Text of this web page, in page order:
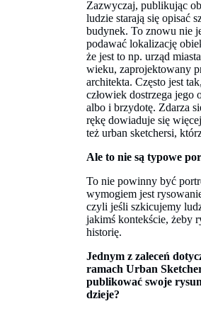
Zazwyczaj, publikując
ludzie starają się opisać
budynek. To znowu nie
podawać lokalizację
że jest to np. urząd
wieku, zaprojektowany
architekta. Często jest
człowiek dostrzega jego
albo i brzydotę. Zdarza
rękę dowiaduje się
też urban sketchersi,
Ale to nie są typowe
To nie powinny być
wymogiem jest
czyli jeśli szkicujemy
jakimś kontekście, żeby
historię.
Jednym z zaleceń
ramach Urban
publikować swoje
dzieje?